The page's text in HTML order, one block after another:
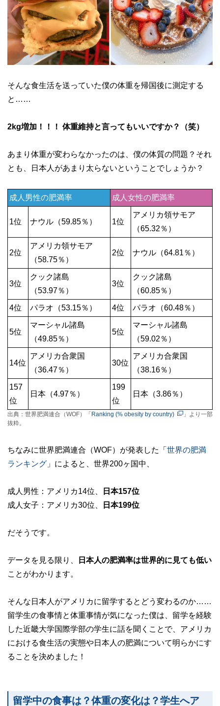
そんな食生活を送っていた僕の体重を帰国後に測定する
と……
2kg増加！！！ 体重維持と言ってもいいですか？（笑）
あまり体重が変わらなかったのは、僕の体質の問題？それ
とも、日本人があまり太らないということでしょうか？
成人男性の肥満率 成人女性の肥満率
1位 ナウル（59.85％） 1位
アメリカ領サモア
（65.32％）
2位
アメリカ領サモア
（58.75％）
2位 ナウル（64.81％）
3位
クック諸島
（53.97％）
3位
クック諸島
（60.85％）
4位 パラオ（53.15％） 4位 パラオ（60.48％）
5位
マーシャル諸島
（49.85％）
5位
マーシャル諸島
（59.02％）
14位
アメリカ合衆国
（36.47％）
30位
アメリカ合衆国
（38.16％）
157
位
日本（4.97％）
199
位
日本（3.86％）
出典：世界肥満連合（WOF）「 Ranking (% obesity by country)
」より一部
抜粋。
ちなみに世界肥満連合（WOF）が発表した「 世界の肥満
ランキング 」によると、世界200ヶ国中、
成人男性：アメリカ14位、
日本157位
成人女子：アメリカ30位、
日本199位
だそうです。
データを見る限り、
日本人の肥満率は世界的に見ても低い
ことがわかります。
そんな日本人がアメリカに留学するとどう変わるのか……
留学生の食事情と体重事情が気になった僕は、留学を経験
した近畿大学国際学部の学生に話を聞くことで、アメリカ
における食生活の実態や日本人の肥満について明らかにす
ることを決めました！
留学中の食事は？体重の変化は？学生へア